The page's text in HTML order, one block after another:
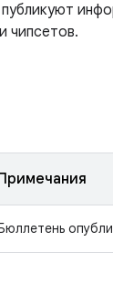
чипсетов.